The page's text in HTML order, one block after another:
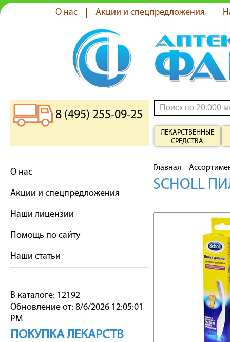
О нас Акции и спецпредложения
8 (495) 255-09-25
ЛЕКАРСТВЕННЫЕ
СРЕДСТВА
О нас
Акции и спецпредложения
Наши лицензии
Помощь по сайту
Наши статьи
В каталоге: 12192
Обновление от: 8/6/2026 12:05:01
PM
ПОКУПКА ЛЕКАРСТВ
Главная
SCHOLL